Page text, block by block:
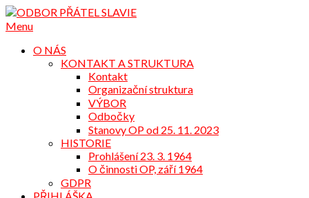
Přejdi
na
Menu
O NÁS
KONTAKT A STRUKTURA
Kontakt
Organizační struktura
VÝBOR
Odbočky
Stanovy OP od 25. 11. 2023
HISTORIE
Prohlášení 23. 3. 1964
O činnosti OP, září 1964
GDPR